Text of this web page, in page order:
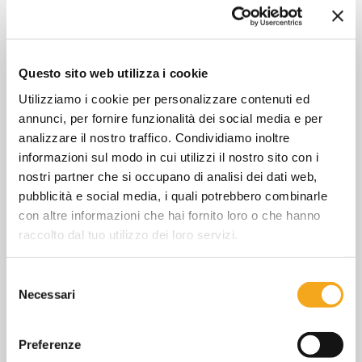
Questo sito web utilizza i cookie
Utilizziamo i cookie per personalizzare contenuti ed
annunci, per fornire funzionalità dei social media e per
analizzare il nostro traffico. Condividiamo inoltre
informazioni sul modo in cui utilizzi il nostro sito con i
nostri partner che si occupano di analisi dei dati web,
pubblicità e social media, i quali potrebbero combinarle
con altre informazioni che hai fornito loro o che hanno
raccolto dal tuo utilizzo dei loro servizi.
delNecessari
Preferenze
comportamento o l'aspetto, quali la lingua preferita
Nome Fornitore
di
archiviazione
pll_langua
ge
www.hom
ecucine.it
Questo cookie
viene utilizzato per
determinare la
lingua preferita
del visitatore e per
impostare la
lingua del sito in
1 anno